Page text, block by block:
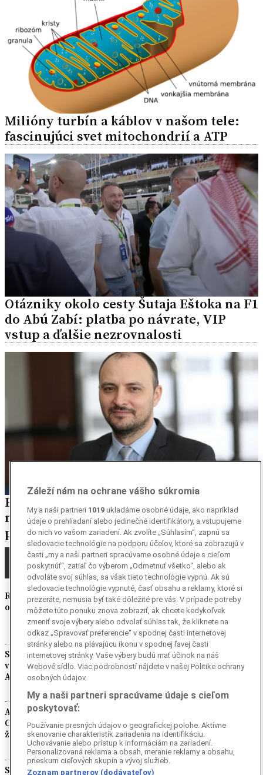
Milióny turbín a káblov v našom tele:
fascinujúci svet mitochondrií a ATP
Otázniky okolo cesty Šutaja Eštoka na F1
do Abú Zabí: platba po návrate, VIP
vstup a ďalšie nezrovnalosti
Bezpečnostný analytik Bednár: Rusko je
malý neposlušný brat, ktorý narúša
plány veľkej Číny (Rozhovor)
NAJČÍTANEJŠIE
Roxolana: zo slovanskej otrokyne matka
osmanskej dynastie a najvplyvnejšia žena ríše
Slovaktown, Arkansas: ako Slováci založili
vlastnú obec a stali sa ryžovými kráľmi
Ameriky
Ako sme na Pašmane objavili nedotknuté
Chorvátsko, ktoré si ešte stále žije vlastným
životom (Reportáž)
Skutočný príbeh súboru Shen Yun a Falun
Záleží nám na ochrane vášho súkromia
My a naši partneri 1019 ukladáme osobné údaje, ako napríklad
údaje o prehliadaní alebo jedinečné identifikátory, a vstupujeme
do nich vo vašom zariadení. Ak zvolíte „Súhlasím“, zapnú sa
sledovacie technológie na podporu účelov, ktoré sa zobrazujú v
časti „my a naši partneri spracúvame osobné údaje s cieľom
poskytnúť“, zatiaľ čo výberom „Odmetnuť všetko“, alebo ak
odvoláte svoj súhlas, sa však tieto technológie vypnú. Ak sú
sledovacie technológie vypnuté, časť obsahu a reklamy, ktoré si
prezeráte, nemusia byť také dôležité pre vás. V prípade potreby
môžete túto ponuku znova zobraziť, ak chcete kedykoľvek
zmeniť svoje výbery alebo odvolať súhlas tak, že kliknete na
odkaz „Spravovať preferencie“ v spodnej časti internetovej
stránky alebo na plávajúcu ikonu v spodnej ľavej časti
internetovej stránky. Vaše výbery budú mať účinok na náš
Webové sídlo. Viac podrobností nájdete v našej Politike ochrany
osobných údajov.
My a naši partneri spracúvame údaje s cieľom
poskytovať:
Používanie presných údajov o geografickej polohe. Aktívne
skenovanie charakteristík zariadenia na identifikáciu.
Uchovávanie alebo prístup k informáciám na zariadení.
Personalizovaná reklama a obsah, meranie reklamy a obsahu,
prieskum cieľových skupín a vývoj služieb.
Zoznam partnerov (dodávateľov)